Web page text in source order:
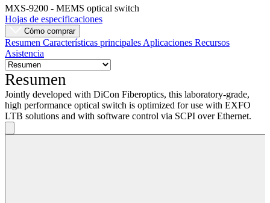
Carreras
Socios
Proveedores
MXS-9200 - MEMS optical switch
Hojas de especificaciones
Cómo comprar
Resumen Características principales Aplicaciones Recursos
Asistencia
Resumen
Jointly developed with DiCon Fiberoptics, this laboratory-grade,
high performance optical switch is optimized for use with EXFO
LTB solutions and with software control via SCPI over Ethernet.